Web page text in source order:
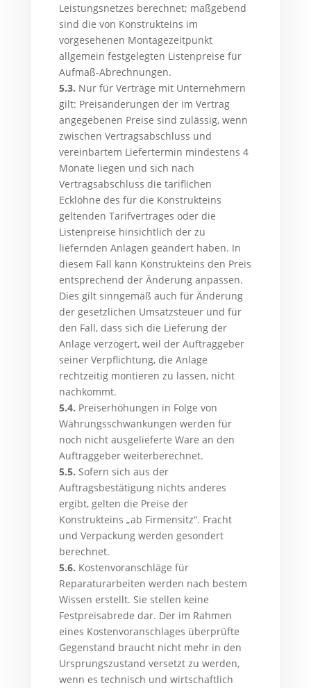
Leistungsnetzes berechnet; maßgebend
sind die von Konstrukteins im
vorgesehenen Montagezeitpunkt
allgemein festgelegten Listenpreise für
Aufmaß-Abrechnungen.
5.3. Nur für Verträge mit Unternehmern
gilt: Preisänderungen der im Vertrag
angegebenen Preise sind zulässig, wenn
zwischen Vertragsabschluss und
vereinbartem Liefertermin mindestens 4
Monate liegen und sich nach
Vertragsabschluss die tariflichen
Ecklöhne des für die Konstrukteins
geltenden Tarifvertrages oder die
Listenpreise hinsichtlich der zu
liefernden Anlagen geändert haben. In
diesem Fall kann Konstrukteins den Preis
entsprechend der Änderung anpassen.
Dies gilt sinngemäß auch für Änderung
der gesetzlichen Umsatzsteuer und für
den Fall, dass sich die Lieferung der
Anlage verzögert, weil der Auftraggeber
seiner Verpflichtung, die Anlage
rechtzeitig montieren zu lassen, nicht
nachkommt.
5.4. Preiserhöhungen in Folge von
Währungsschwankungen werden für
noch nicht ausgelieferte Ware an den
Auftraggeber weiterberechnet.
5.5. Sofern sich aus der
Auftragsbestätigung nichts anderes
ergibt, gelten die Preise der
Konstrukteins „ab Firmensitz“. Fracht
und Verpackung werden gesondert
berechnet.
5.6. Kostenvoranschläge für
Reparaturarbeiten werden nach bestem
Wissen erstellt. Sie stellen keine
Festpreisabrede dar. Der im Rahmen
eines Kostenvoranschlages überprüfte
Gegenstand braucht nicht mehr in den
Ursprungszustand versetzt zu werden,
wenn es technisch und wirtschaftlich